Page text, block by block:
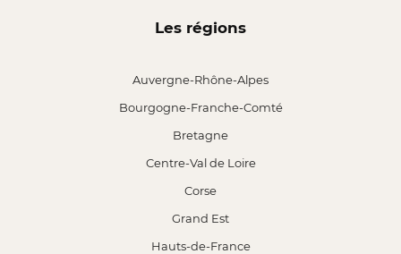
Les régions
Auvergne-Rhône-Alpes
Bourgogne-Franche-Comté
Bretagne
Centre-Val de Loire
Corse
Grand Est
Hauts-de-France